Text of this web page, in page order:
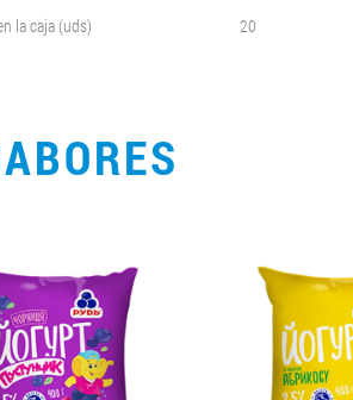
la caja (uds)
20